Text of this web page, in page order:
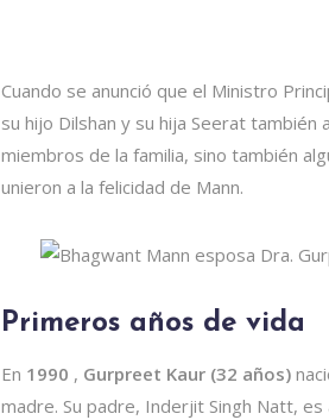
Cuando se anunció que el Ministro
su hijo Dilshan y su hija Seerat también
miembros de la familia, sino también
unieron a la felicidad de Mann.
Primeros años de vida
En 1990 , Gurpreet Kaur (32 años)
madre. Su padre, Inderjit Singh Natt,